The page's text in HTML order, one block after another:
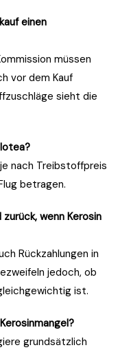
einen
müssen
vor dem Kauf
sieht die
nach Treibstoffpreis
betragen.
wenn Kerosin
Rückzahlungen in
jedoch, ob
ist.
grundsätzlich